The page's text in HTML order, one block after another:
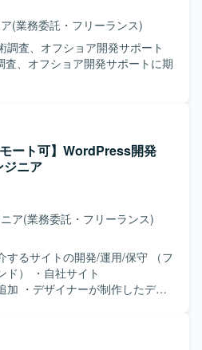
(業務委託・フリーランス)
調査、オフショア開発サポート
、オフショア開発サポートに期
ート可】WordPress開発
ジニア
ア(業務委託・フリーランス)
するサイトの開発/運用/保守 （フ
ド） ・自社サイト
加 ・デザイナーが制作したデザ